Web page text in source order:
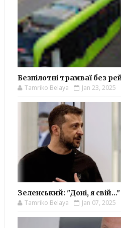
Безпілотні трамваї без
Tamriko Belaya Jan 23, 2025
Зеленський: "Доні, я свій..."
Tamriko Belaya Jan 07, 2025